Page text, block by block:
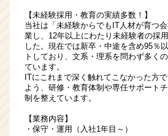
【未経験採用・教育の実績多数！】
当社は「未経験からでもIT人材が育つ
業し、12年以上にわたり未経験者の採
した。現在では新卒・中途を含め95％
トしており、文系・理系を問わず多く
ています。
ITにこれまで深く触れてこなかった方
よう、研修・教育体制や専任サポート
制を整えています。
【業務内容】
・保守・運用（入社1年目～）